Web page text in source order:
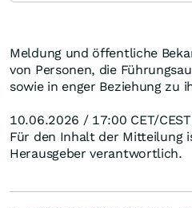
Meldung und öffentliche
von Personen, die
sowie in enger Beziehung zu
10.06.2026 / 17:00 CET/CEST
Für den Inhalt der Mitteilung
Herausgeber verantwortlich.